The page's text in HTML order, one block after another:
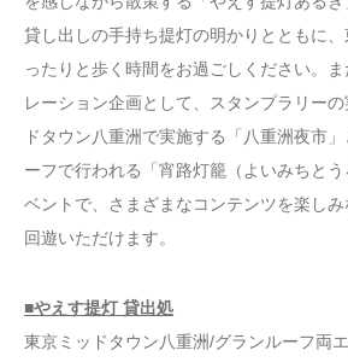
貸し出しの手持ち提灯の明かりとともに
ったりと歩く時間をお過ごしください。
レーション企画として、スタンプラリー
ドタウン八重洲で実施する「八重洲夜市
ーフで行われる「宵路灯籠（よいみちと
ベントで、さまざまなコンテンツを楽し
回遊いただけます。
■やえす提灯 貸出処
東京ミッドタウン八重洲/グランルーフ両